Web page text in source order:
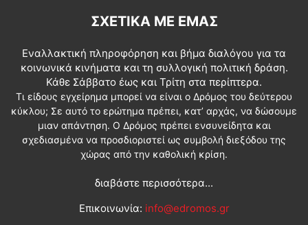
ΣΧΕΤΙΚΆ ΜΕ ΕΜΆΣ
Εναλλακτική πληροφόρηση και βήμα διαλόγου για τα
κοινωνικά κινήματα και τη συλλογική πολιτική δράση.
Κάθε Σάββατο έως και Τρίτη στα περίπτερα.
Τι είδους εγχείρημα μπορεί να είναι ο Δρόμος του δεύτερου
κύκλου; Σε αυτό το ερώτημα πρέπει, κατ’ αρχάς, να δώσουμε
μιαν απάντηση. Ο Δρόμος πρέπει ενσυνείδητα και
σχεδιασμένα να προσδιοριστεί ως συμβολή διεξόδου της
χώρας από την καθολική κρίση.
διαβάστε περισσότερα...
Επικοινωνία: info@edromos.gr